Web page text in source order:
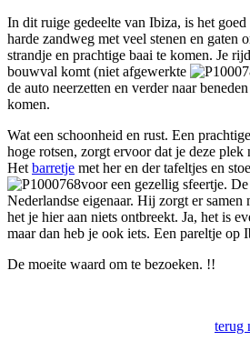
In dit ruige gedeelte van Ibiza, is het
harde zandweg met veel stenen en gaten
strandje en prachtige baai te komen. Je
bouwval komt (niet afgewerkte
de auto neerzetten en verder naar
komen.
Wat een schoonheid en rust. Een
hoge rotsen, zorgt ervoor dat je deze plek
Het barretje met her en der tafeltjes en
voor een gezellig sfeertje.
Nederlandse eigenaar. Hij zorgt er
het je hier aan niets ontbreekt. Ja, het is
maar dan heb je ook iets. Een pareltje op
De moeite waard om te bezoeken. !!
terug